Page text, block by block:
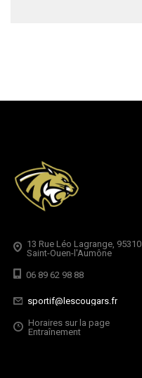
13 Rue Léo Lagrange, 95310
Saint-Ouen-l'Aumône
06 89 62 98 88
sportif@lescougars.fr
Horaires sur la page
Entraînement